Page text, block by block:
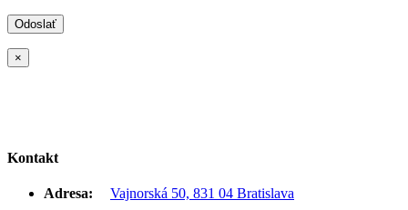
×
Kontakt
Adresa:
Vajnorská 50, 831 04 Bratislava